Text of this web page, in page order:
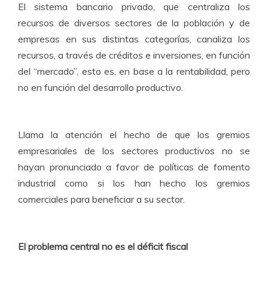
El sistema bancario privado, que centraliza los
recursos de diversos sectores de la población y de
empresas en sus distintas categorías, canaliza los
recursos, a través de créditos e inversiones, en función
del “mercado”, esto es, en base a la rentabilidad, pero
no en función del desarrollo productivo.
Llama la atención el hecho de que los gremios
empresariales de los sectores productivos no se
hayan pronunciado a favor de políticas de fomento
industrial como si los han hecho los gremios
comerciales para beneficiar a su sector.
El problema central no es el déficit fiscal